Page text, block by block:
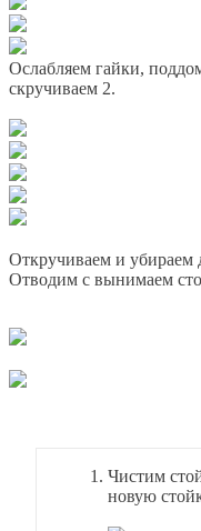
Ослабляем гайки,
скручиваем 2.
Откручиваем и убираем
Отводим с вынимаем
Чистим
новую